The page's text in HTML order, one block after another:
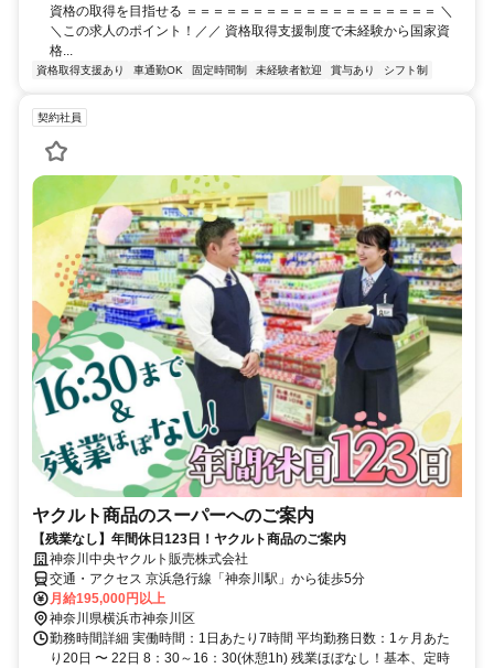
資格の取得を目指せる ＝＝＝＝＝＝＝＝＝＝＝＝＝＝＝＝＝＝＝ ＼
＼この求人のポイント！／／ 資格取得支援制度で未経験から国家資
格...
資格取得支援あり 車通勤OK 固定時間制 未経験者歓迎 賞与あり シフト制
契約社員
ヤクルト商品のスーパーへのご案内
【残業なし】年間休日123日！ヤクルト商品のご案内
神奈川中央ヤクルト販売株式会社
交通・アクセス 京浜急行線「神奈川駅」から徒歩5分
月給195,000円以上
神奈川県横浜市神奈川区
勤務時間詳細 実働時間：1日あたり7時間 平均勤務日数：1ヶ月あた
り20日 〜 22日 8：30～16：30(休憩1h) 残業ほぼなし！基本、定時